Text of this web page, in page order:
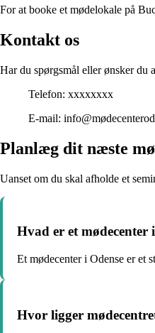
For at booke et mødelokale på
Kontakt os
Har du spørgsmål eller ønsker du
Telefon: xxxxxxxx
E-mail:
Planlæg dit næste
Uanset om du skal afholde et
Hvad er et mødecenter
Et mødecenter i Odense er et
Hvor ligger